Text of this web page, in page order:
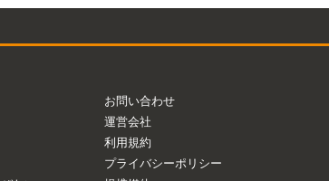
お問い合わせ
運営会社
利用規約
プライバシーポリシー